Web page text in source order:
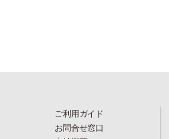
ご利用ガイド
お問合せ窓口